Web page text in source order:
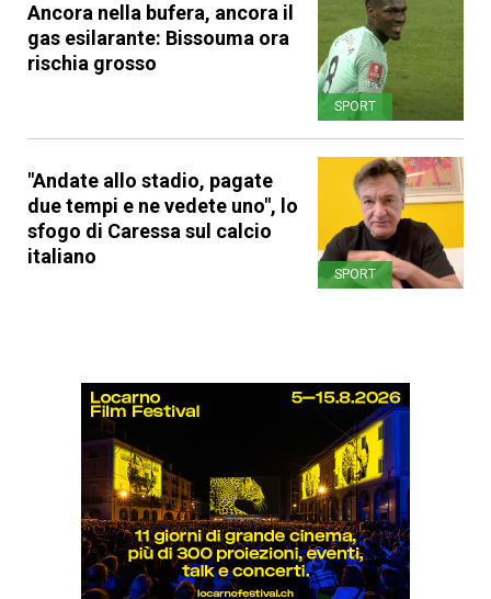
Ancora nella bufera, ancora il
gas esilarante: Bissouma ora
rischia grosso
SPORT
"Andate allo stadio, pagate
due tempi e ne vedete uno", lo
sfogo di Caressa sul calcio
italiano
SPORT